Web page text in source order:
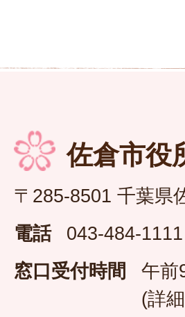
佐倉市役
〒285-8501 千葉県
電話
043-484-1111
窓口受付時間
午前
(詳